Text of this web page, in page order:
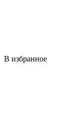
В избранное